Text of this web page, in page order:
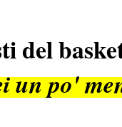
del
un po'